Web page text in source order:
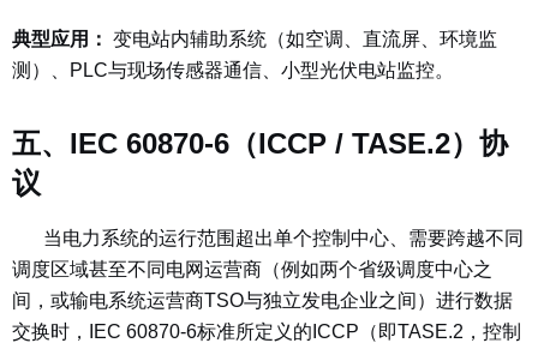
典型应用： 变电站内辅助系统（如空调、直流屏、环境监
测）、PLC与现场传感器通信、小型光伏电站监控。
五、IEC 60870-6（ICCP / TASE.2）协
议
当电力系统的运行范围超出单个控制中心、需要跨越不同
调度区域甚至不同电网运营商（例如两个省级调度中心之
间，或输电系统运营商TSO与独立发电企业之间）进行数据
交换时，IEC 60870-6标准所定义的ICCP（即TASE.2，控制